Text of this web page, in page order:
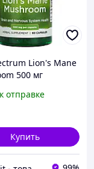
Lion's Mane
500 мг
отправке
Купить